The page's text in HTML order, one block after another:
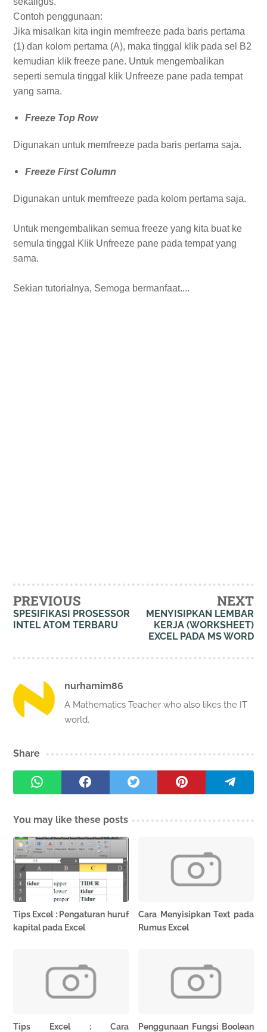
Contoh penggunaan:
Jika misalkan kita ingin memfreeze pada baris pertama
(1) dan kolom pertama (A), maka tinggal klik pada sel B2
kemudian klik freeze pane. Untuk mengembalikan
seperti semula tinggal klik Unfreeze pane pada tempat
yang sama.
Freeze Top Row
Digunakan untuk memfreeze pada baris pertama saja.
Freeze First Column
Digunakan untuk memfreeze pada kolom pertama saja.
Untuk mengembalikan semua freeze yang kita buat ke
semula tinggal Klik Unfreeze pane pada tempat yang
sama.
Sekian tutorialnya, Semoga bermanfaat....
PREVIOUS
SPESIFIKASI PROSESSOR
INTEL ATOM TERBARU
NEXT
MENYISIPKAN LEMBAR
KERJA (WORKSHEET)
EXCEL PADA MS WORD
nurhamim86
A Mathematics Teacher who also likes the IT
world.
Share
You may like these posts
Tips Excel : Pengaturan huruf
kapital pada Excel
Cara Menyisipkan Text pada
Rumus Excel
Tips Excel : Cara
Penggunaan Fungsi Boolean